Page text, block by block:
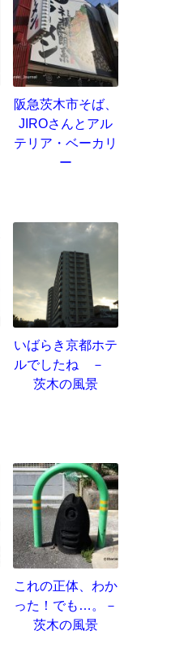
阪急茨木市そば、
JIROさんとアル
テリア・ベーカリ
ー
いばらき京都ホテ
ルでしたね －
茨木の風景
これの正体、わか
った！でも…。－
茨木の風景